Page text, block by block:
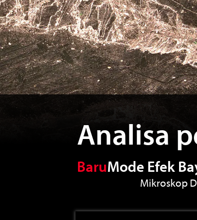
Analisa
BaruMode Efek
Mikroskop